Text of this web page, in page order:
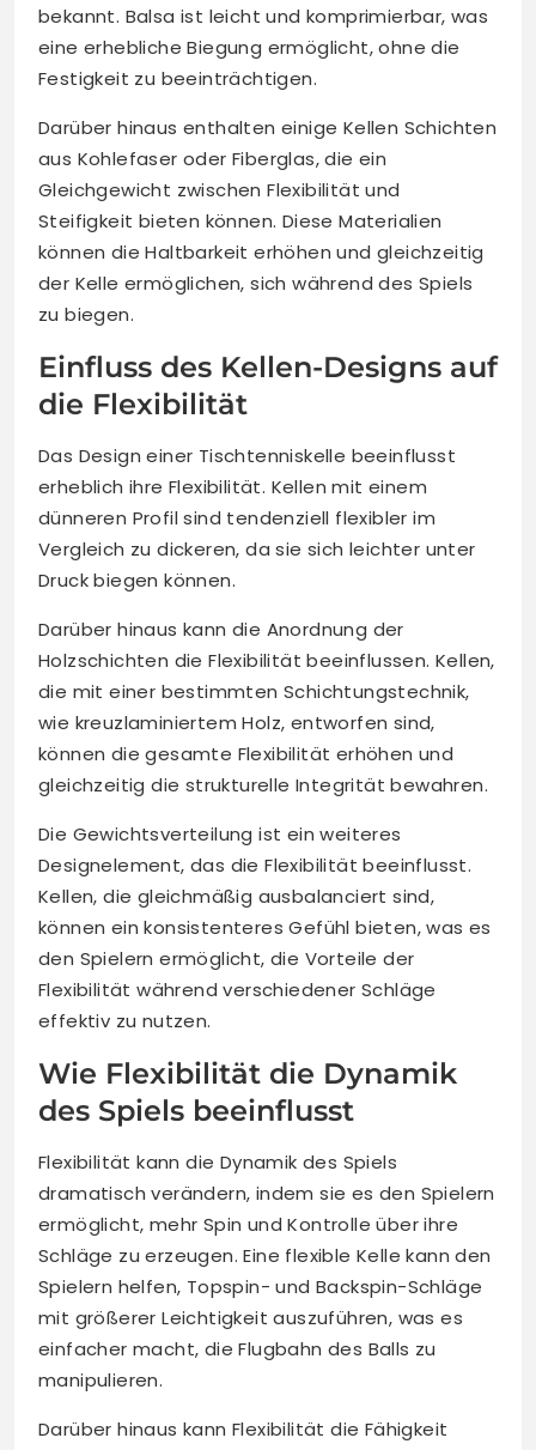
bekannt. Balsa ist leicht und komprimierbar, was
eine erhebliche Biegung ermöglicht, ohne die
Festigkeit zu beeinträchtigen.
Darüber hinaus enthalten einige Kellen Schichten
aus Kohlefaser oder Fiberglas, die ein
Gleichgewicht zwischen Flexibilität und
Steifigkeit bieten können. Diese Materialien
können die Haltbarkeit erhöhen und gleichzeitig
der Kelle ermöglichen, sich während des Spiels
zu biegen.
Einfluss des Kellen-Designs auf
die Flexibilität
Das Design einer Tischtenniskelle beeinflusst
erheblich ihre Flexibilität. Kellen mit einem
dünneren Profil sind tendenziell flexibler im
Vergleich zu dickeren, da sie sich leichter unter
Druck biegen können.
Darüber hinaus kann die Anordnung der
Holzschichten die Flexibilität beeinflussen. Kellen,
die mit einer bestimmten Schichtungstechnik,
wie kreuzlaminiertem Holz, entworfen sind,
können die gesamte Flexibilität erhöhen und
gleichzeitig die strukturelle Integrität bewahren.
Die Gewichtsverteilung ist ein weiteres
Designelement, das die Flexibilität beeinflusst.
Kellen, die gleichmäßig ausbalanciert sind,
können ein konsistenteres Gefühl bieten, was es
den Spielern ermöglicht, die Vorteile der
Flexibilität während verschiedener Schläge
effektiv zu nutzen.
Wie Flexibilität die Dynamik
des Spiels beeinflusst
Flexibilität kann die Dynamik des Spiels
dramatisch verändern, indem sie es den Spielern
ermöglicht, mehr Spin und Kontrolle über ihre
Schläge zu erzeugen. Eine flexible Kelle kann den
Spielern helfen, Topspin- und Backspin-Schläge
mit größerer Leichtigkeit auszuführen, was es
einfacher macht, die Flugbahn des Balls zu
manipulieren.
Darüber hinaus kann Flexibilität die Fähigkeit